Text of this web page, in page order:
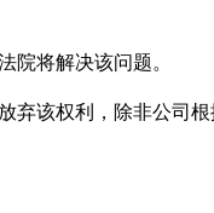
院将解决该问题。
该权利，除非公司